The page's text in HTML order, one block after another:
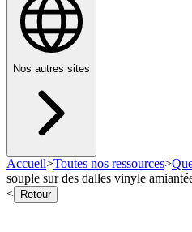
Nos autres sites
Accueil>Toutes nos ressources>
souple sur des dalles vinyle
<
Retour